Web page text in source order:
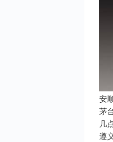
安
茅
几
遵